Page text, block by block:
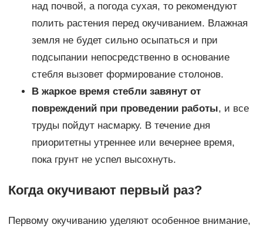
над почвой, а погода сухая, то рекомендуют
полить растения перед окучиванием. Влажная
земля не будет сильно осыпаться и при
подсыпании непосредственно в основание
стебля вызовет формирование столонов.
В жаркое время стебли завянут от
повреждений при проведении работы, и все
труды пойдут насмарку. В течение дня
приоритетны утреннее или вечернее время,
пока грунт не успел высохнуть.
Когда окучивают первый раз?
Первому окучиванию уделяют особенное внимание,